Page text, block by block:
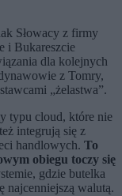
Słowacy z firmy
i Bukareszcie
dla kolejnych
z Tomry,
„żelastwa”.
typu cloud, które nie
integrują się z
handlowych. To
obiegu toczy się
gdzie butelka
najcenniejszą walutą.